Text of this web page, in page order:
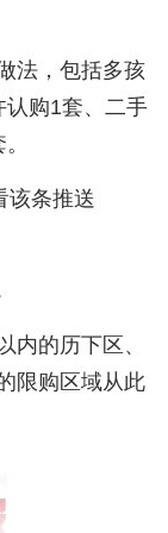
法，包括多孩
认购1套、二手
该条推送
内的历下区、
限购区域从此